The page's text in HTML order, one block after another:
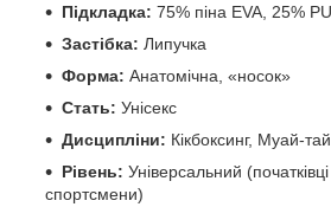
Підкладка: 75% піна EVA, 25% PU
Застібка: Липучка
Форма: Анатомічна, «носок»
Стать: Унісекс
Дисципліни: Кікбоксинг, Муай-
Рівень: Універсальний
спортсмени)